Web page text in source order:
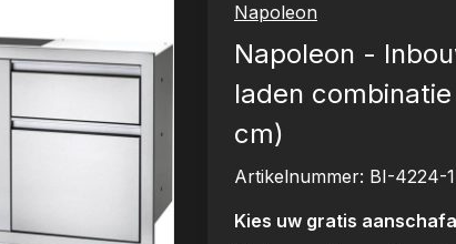
Napoleon
Napoleon -
laden
cm)
Artikelnummer: BI-4224-
Kies uw gratis